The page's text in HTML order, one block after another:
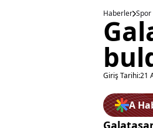
Haberler
Giriş Tarihi:21
A